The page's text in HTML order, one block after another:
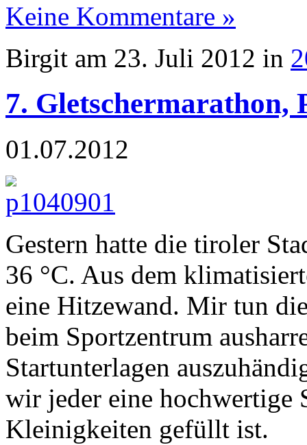
Keine Kommentare »
Birgit am 23. Juli 2012 in
7. Gletschermarathon,
01.07.2012
Gestern hatte die tiroler
36 °C. Aus dem
eine Hitzewand. Mir tun
beim Sportzentrum
Startunterlagen
wir jeder eine hochwertige
Kleinigkeiten gefüllt ist.